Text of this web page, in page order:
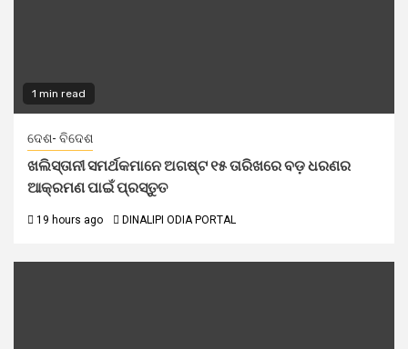
1 min read
ଦେଶ- ବିଦେଶ
ଖଲିସ୍ତାନୀ ସମର୍ଥକମାନେ ଅଗଷ୍ଟ ୧୫ ତାରିଖରେ ବଡ଼ ଧରଣର
ଆକ୍ରମଣ ପାଇଁ ପ୍ରସ୍ତୁତ
19 hours ago DINALIPI ODIA PORTAL